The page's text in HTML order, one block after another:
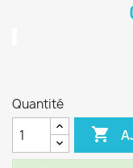
Quantité
